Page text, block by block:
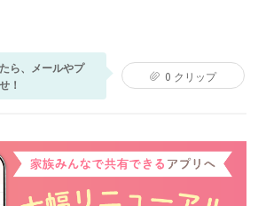
ら、メールやプ
！
0 クリップ